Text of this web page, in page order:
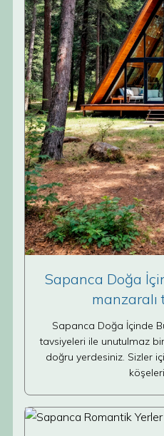
Sapanca Doğa
manzaralı
Sapanca Doğa İçinde
tavsiyeleri ile unutulmaz
doğru yerdesiniz. Sizler